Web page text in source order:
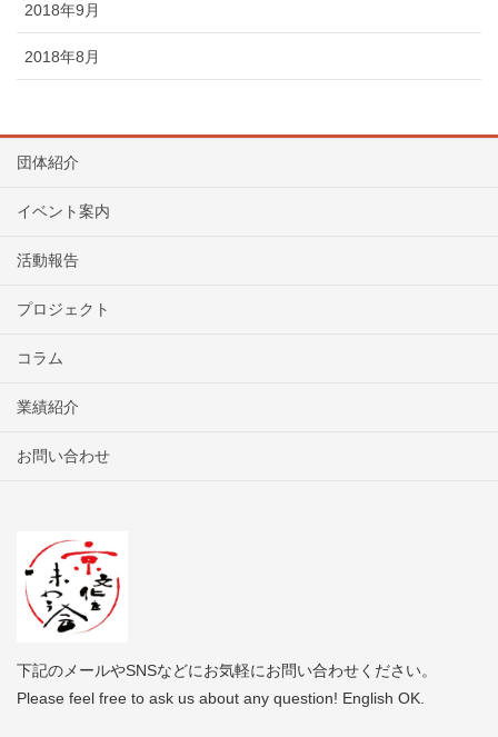
2018年9月
2018年8月
団体紹介
イベント案内
活動報告
プロジェクト
コラム
業績紹介
お問い合わせ
下記のメールやSNSなどにお気軽にお問い合わせください。
Please feel free to ask us about any question! English OK.